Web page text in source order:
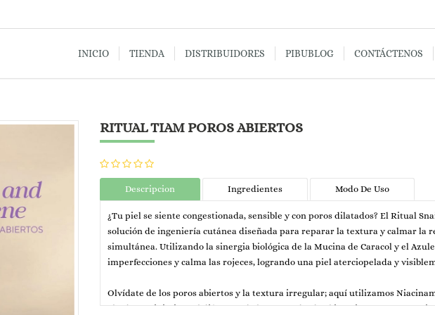
INICIO TIENDA DISTRIBUIDORES PIBUBLOG CONTÁCTENOS
RITUAL TIAM POROS ABIERTOS
Descripcion Ingredientes Modo De Uso
¿Tu piel se siente congestionada, sensible y con poros dilatados? El Ritual
solución de ingeniería cutánea diseñada para reparar la textura y calmar la
simultánea. Utilizando la sinergia biológica de la Mucina de Caracol y el
imperfecciones y calma las rojeces, logrando una piel aterciopelada y
Olvídate de los poros abiertos y la textura irregular; aquí utilizamos
el sebo y minimizar el diámetro de los poros desde el interior. Es un